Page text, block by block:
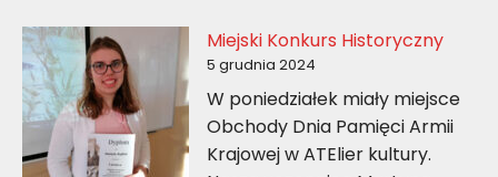
Miejski Konkurs Historyczny
5 grudnia 2024
W poniedziałek miały miejsce
Obchody Dnia Pamięci Armii
Krajowej w ATElier kultury.